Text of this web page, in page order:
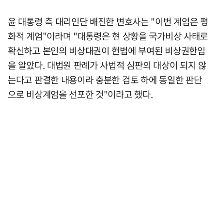
윤 대통령 측 대리인단 배진한 변호사는 "이번 계엄은 평
화적 계엄"이라며 "대통령은 현 상황을 국가비상 사태로
확신하고 본인의 비상대권이 헌법에 부여된 비상권한임
을 알았다. 대법원 판례가 사법적 심판의 대상이 되지 않
는다고 판결한 내용이라 충분한 검토 하에 동일한 판단
으로 비상계엄을 선포한 것"이라고 했다.